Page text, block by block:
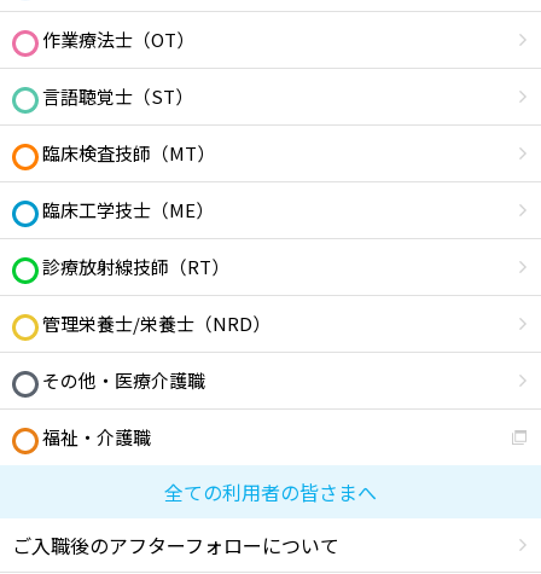
作業療法士（OT）
言語聴覚士（ST）
臨床検査技師（MT）
臨床工学技士（ME）
診療放射線技師（RT）
管理栄養士/栄養士（NRD）
その他・医療介護職
福祉・介護職
全ての利用者の皆さまへ
ご入職後のアフターフォローについて